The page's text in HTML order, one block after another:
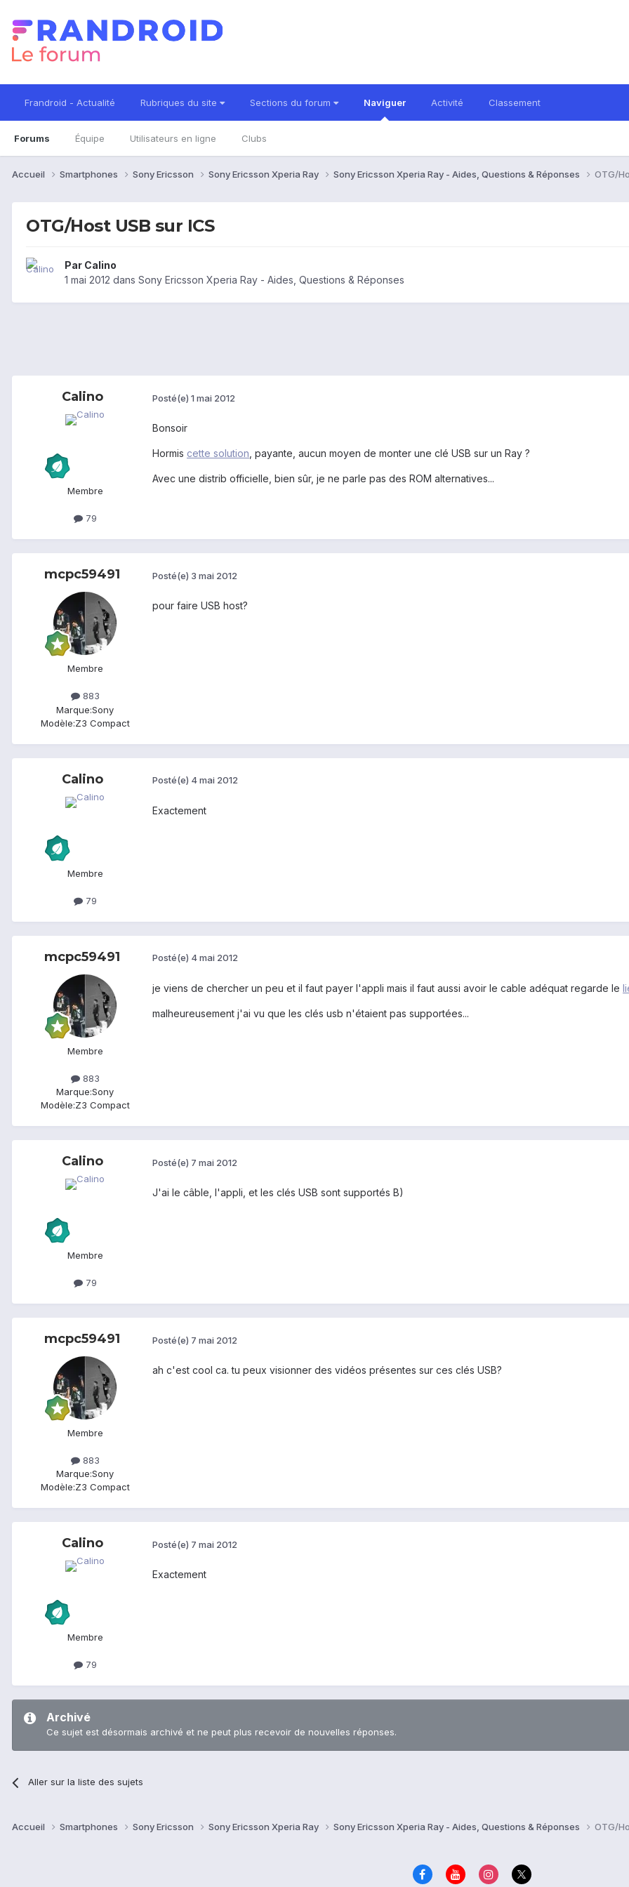
Frandroid - Actualité Rubriques du site Sections du forum Naviguer
Forums Équipe Utilisateurs en ligne Clubs
Activité Classement
Accueil Smartphones Sony Ericsson Sony Ericsson Xperia Ray Sony Ericsson Xperia Ray - Aides, Questions & Réponses OTG/
OTG/Host USB sur ICS
Par Calino
1 mai 2012 dans Sony Ericsson Xperia Ray - Aides, Questions & Réponses
Calino
Membre
79
Posté(e) 1 mai 2012
Bonsoir
Hormis cette solution , payante, aucun moyen de monter une clé USB sur un Ray ?
Avec une distrib officielle, bien sûr, je ne parle pas des ROM alternatives...
mcpc59491
Membre
883
Marque:Sony
Modèle:Z3 Compact
Posté(e) 3 mai 2012
pour faire USB host?
Calino
Membre
79
Posté(e) 4 mai 2012
Exactement
mcpc59491
Membre
883
Marque:Sony
Modèle:Z3 Compact
Posté(e) 4 mai 2012
je viens de chercher un peu et il faut payer l'appli mais il faut aussi avoir le cable adéquat regarde le
malheureusement j'ai vu que les clés usb n'étaient pas supportées...
Calino
Membre
79
Posté(e) 7 mai 2012
J'ai le câble, l'appli, et les clés USB sont supportés B)
mcpc59491
Membre
883
Marque:Sony
Modèle:Z3 Compact
Posté(e) 7 mai 2012
ah c'est cool ca. tu peux visionner des vidéos présentes sur ces clés USB?
Calino
Membre
79
Posté(e) 7 mai 2012
Exactement
Archivé
Ce sujet est désormais archivé et ne peut plus recevoir de nouvelles réponses.
Aller sur la liste des sujets
Accueil Smartphones Sony Ericsson Sony Ericsson Xperia Ray Sony Ericsson Xperia Ray - Aides, Questions & Réponses OTG/